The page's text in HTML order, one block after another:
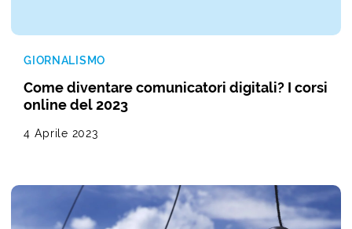
GIORNALISMO
Come diventare comunicatori digitali? I corsi
online del 2023
4 Aprile 2023